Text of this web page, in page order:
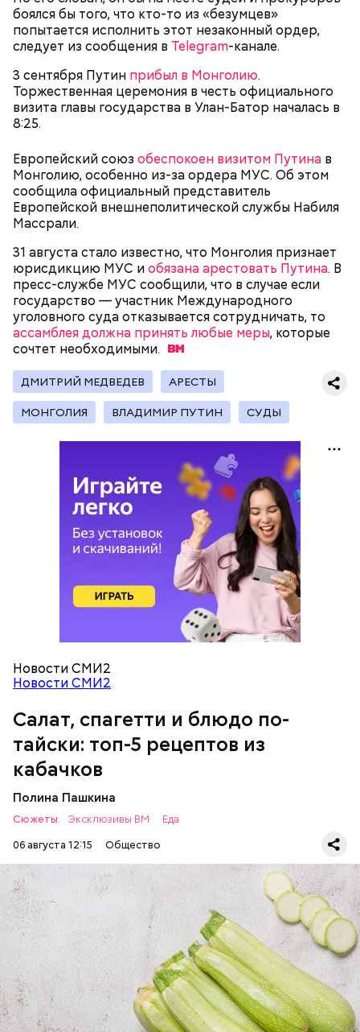
боялся бы того, что кто-то из «безумцев»
попытается исполнить этот незаконный ордер,
следует из сообщения в Telegram-канале.
3 сентября Путин прибыл в Монголию.
Торжественная церемония в честь официального
визита главы государства в Улан-Батор началась в
8:25.
Европейский союз обеспокоен визитом Путина в
Монголию, особенно из-за ордера МУС. Об этом
сообщила официальный представитель
Европейской внешнеполитической службы Набиля
Массрали.
31 августа стало известно, что Монголия признает
юрисдикцию МУС иобязана арестовать Путина. В
пресс-службе МУС сообщили, что в случае если
государство — участник Международного
уголовного суда отказывается сотрудничать, то
ассамблея должна принять любые меры, которые
сочтет необходимыми.
ДМИТРИЙ МЕДВЕДЕВ АРЕСТЫ
МОНГОЛИЯ ВЛАДИМИР ПУТИН СУДЫ
Новости СМИ2
Новости СМИ2
Салат, спагетти и блюдо по-
тайски: топ-5 рецептов из
кабачков
Полина Пашкина
Сюжеты: Эксклюзивы ВМ
Еда
06 августа 12:15
Общество
Ингредиенты:
петрушка;
— Кабачки, порезанные кубиками, нужно легко
обжарить на сковороде. К ним добавляются зелень
петрушки, чеснок, соль и оливковое масло.
Получается очень вкусно, — поделился рецептом
Копылов.
Спагетти из кабачков
ЕДА ОВОЩИ РЕЦЕПТЫ
Однако диетолог предупредила: не для всех дыня
может быть полезна. В первую очередь ее стоит
есть с осторожностью людям:
с сахарным диабетом;
лишним весом.
— В дыне содержится много сахара, который
хорошо, потому что дает энергию. Но важно
помнить, что сладкими дынями не нужно сильно
увлекаться, так же как и арбузами, людям с
сахарным диабетом и лишним весом, —
подчеркнула доктор.